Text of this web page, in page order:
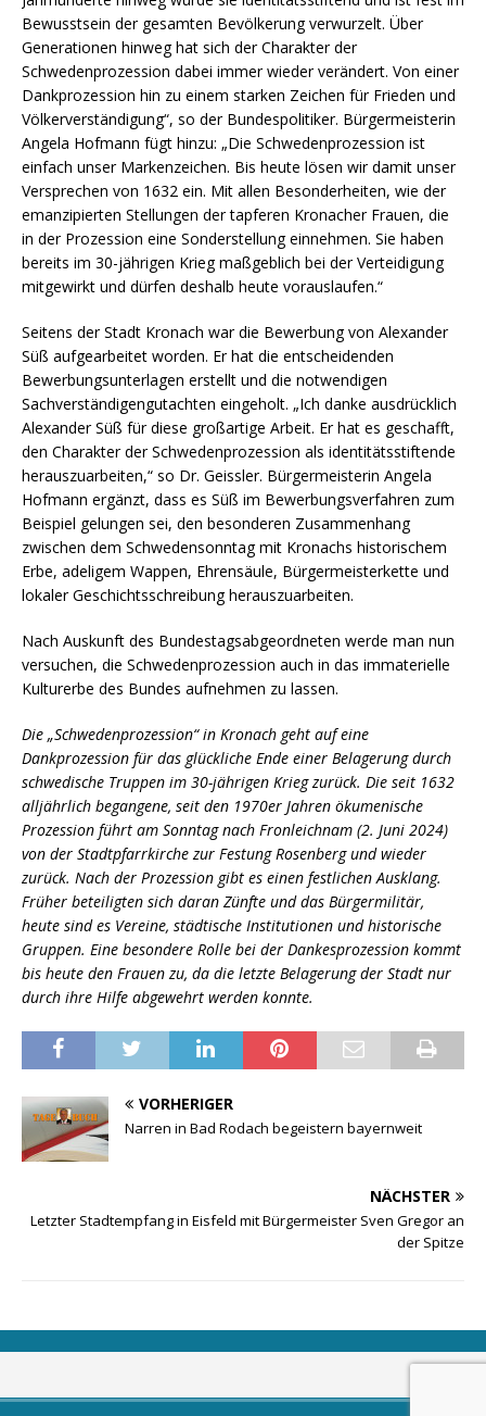
Bewusstsein der gesamten Bevölkerung verwurzelt. Über
Generationen hinweg hat sich der Charakter der
Schwedenprozession dabei immer wieder verändert. Von einer
Dankprozession hin zu einem starken Zeichen für Frieden und
Völkerverständigung“, so der Bundespolitiker. Bürgermeisterin
Angela Hofmann fügt hinzu: „Die Schwedenprozession ist
einfach unser Markenzeichen. Bis heute lösen wir damit unser
Versprechen von 1632 ein. Mit allen Besonderheiten, wie der
emanzipierten Stellungen der tapferen Kronacher Frauen, die
in der Prozession eine Sonderstellung einnehmen. Sie haben
bereits im 30-jährigen Krieg maßgeblich bei der Verteidigung
mitgewirkt und dürfen deshalb heute vorauslaufen.“
Seitens der Stadt Kronach war die Bewerbung von Alexander
Süß aufgearbeitet worden. Er hat die entscheidenden
Bewerbungsunterlagen erstellt und die notwendigen
Sachverständigengutachten eingeholt. „Ich danke ausdrücklich
Alexander Süß für diese großartige Arbeit. Er hat es geschafft,
den Charakter der Schwedenprozession als identitätsstiftende
herauszuarbeiten,“ so Dr. Geissler. Bürgermeisterin Angela
Hofmann ergänzt, dass es Süß im Bewerbungsverfahren zum
Beispiel gelungen sei, den besonderen Zusammenhang
zwischen dem Schwedensonntag mit Kronachs historischem
Erbe, adeligem Wappen, Ehrensäule, Bürgermeisterkette und
lokaler Geschichtsschreibung herauszuarbeiten.
Nach Auskunft des Bundestagsabgeordneten werde man nun
versuchen, die Schwedenprozession auch in das immaterielle
Kulturerbe des Bundes aufnehmen zu lassen.
Die „Schwedenprozession“ in Kronach geht auf eine
Dankprozession für das glückliche Ende einer Belagerung durch
schwedische Truppen im 30-jährigen Krieg zurück. Die seit 1632
alljährlich begangene, seit den 1970er Jahren ökumenische
Prozession führt am Sonntag nach Fronleichnam (2. Juni 2024)
von der Stadtpfarrkirche zur Festung Rosenberg und wieder
zurück. Nach der Prozession gibt es einen festlichen Ausklang.
Früher beteiligten sich daran Zünfte und das Bürgermilitär,
heute sind es Vereine, städtische Institutionen und historische
Gruppen. Eine besondere Rolle bei der Dankesprozession kommt
bis heute den Frauen zu, da die letzte Belagerung der Stadt nur
durch ihre Hilfe abgewehrt werden konnte.
VORHERIGER
Narren in Bad Rodach begeistern bayernweit
NÄCHSTER
Letzter Stadtempfang in Eisfeld mit Bürgermeister Sven Gregor an
der Spitze